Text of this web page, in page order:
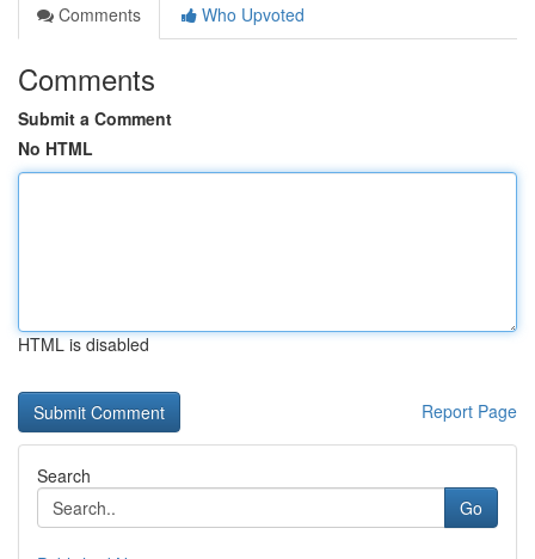
Comments
Who Upvoted
Comments
Submit a Comment
No HTML
HTML is disabled
Report Page
Search
Go